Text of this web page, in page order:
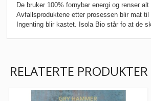
De bruker 100% fornybar energi og renser
Avfallsproduktene etter prosessen blir mat
Ingenting blir kastet. Isola Bio står fo at de
RELATERTE PRODUKTER